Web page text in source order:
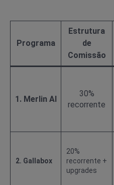
Programa
Estrutura
de
Comissão
1. Merlin AI
30%
recorrente
2. Gallabox
20%
recorrente +
upgrades